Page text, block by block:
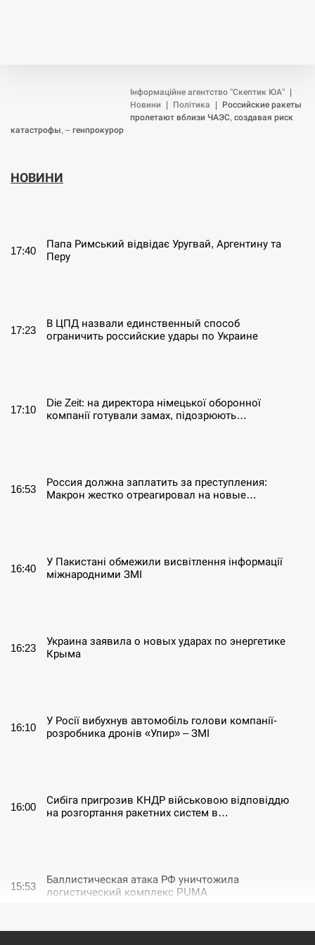
Інформаційне агентство "Скептик ЮА"
Новини
Політика
Российские ракеты
пролетают вблизи ЧАЭС, создавая риск
катастрофы, – генпрокурор
НОВИНИ
17:40
Папа Римський відвідає Уругвай, Аргентину та
Перу
17:23
В ЦПД назвали единственный способ
ограничить российские удары по Украине
17:10
Die Zeit: на директора німецької оборонної
компанії готували замах, підозрюють…
16:53
Россия должна заплатить за преступления:
Макрон жестко отреагировал на новые…
16:40
У Пакистані обмежили висвітлення інформації
міжнародними ЗМІ
16:23
Украина заявила о новых ударах по энергетике
Крыма
16:10
У Росії вибухнув автомобіль голови компанії-
розробника дронів «Упир» – ЗМІ
16:00
Сибіга пригрозив КНДР військовою відповіддю
на розгортання ракетних систем в…
15:53
Баллистическая атака РФ уничтожила
логистический комплекс PUMA